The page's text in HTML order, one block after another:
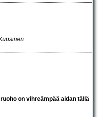
on vihreämpää aidan tällä